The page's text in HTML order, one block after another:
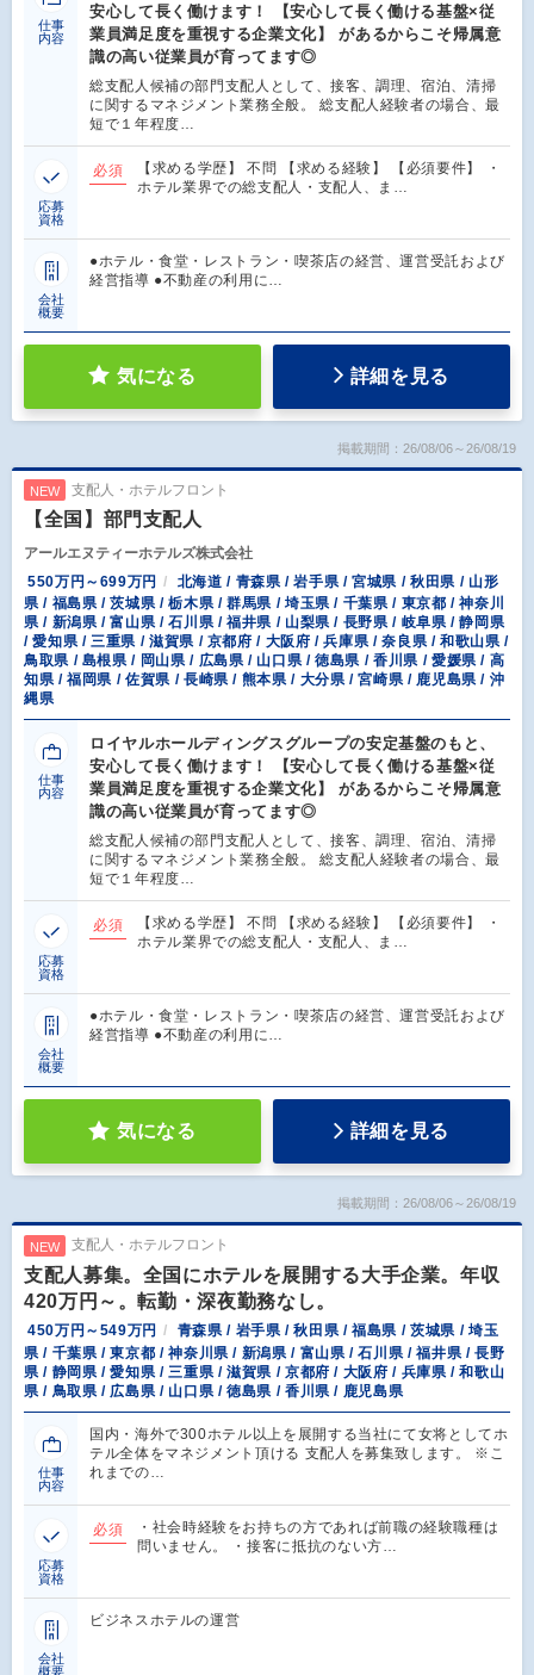
仕事
内容
安心して長く働けます！ 【安心して長く働ける基盤×従
業員満足度を重視する企業文化】 があるからこそ帰属意
識の高い従業員が育ってます◎
総支配人候補の部門支配人として、接客、調理、宿泊、清掃
に関するマネジメント業務全般。 総支配人経験者の場合、最
短で１年程度…
応募
資格
必須
【求める学歴】 不問 【求める経験】 【必須要件】 ・
ホテル業界での総支配人・支配人、ま…
会社
概要
●ホテル・食堂・レストラン・喫茶店の経営、運営受託および
経営指導 ●不動産の利用に…
気になる 詳細を見る
掲載期間：26/08/06～26/08/19
NEW 支配人・ホテルフロント
【全国】部門支配人
アールエヌティーホテルズ株式会社
550万円～699万円
北海道 / 青森県 / 岩手県 / 宮城県 / 秋田県 / 山形
県 / 福島県 / 茨城県 / 栃木県 / 群馬県 / 埼玉県 / 千葉県 / 東京都 / 神奈川
県 / 新潟県 / 富山県 / 石川県 / 福井県 / 山梨県 / 長野県 / 岐阜県 / 静岡県
/ 愛知県 / 三重県 / 滋賀県 / 京都府 / 大阪府 / 兵庫県 / 奈良県 / 和歌山県 /
鳥取県 / 島根県 / 岡山県 / 広島県 / 山口県 / 徳島県 / 香川県 / 愛媛県 / 高
知県 / 福岡県 / 佐賀県 / 長崎県 / 熊本県 / 大分県 / 宮崎県 / 鹿児島県 / 沖
縄県
仕事
内容
ロイヤルホールディングスグループの安定基盤のもと、
安心して長く働けます！ 【安心して長く働ける基盤×従
業員満足度を重視する企業文化】 があるからこそ帰属意
識の高い従業員が育ってます◎
総支配人候補の部門支配人として、接客、調理、宿泊、清掃
に関するマネジメント業務全般。 総支配人経験者の場合、最
短で１年程度…
応募
資格
必須
【求める学歴】 不問 【求める経験】 【必須要件】 ・
ホテル業界での総支配人・支配人、ま…
会社
概要
●ホテル・食堂・レストラン・喫茶店の経営、運営受託および
経営指導 ●不動産の利用に…
気になる 詳細を見る
掲載期間：26/08/06～26/08/19
NEW 支配人・ホテルフロント
支配人募集。全国にホテルを展開する大手企業。年収
420万円～。転勤・深夜勤務なし。
450万円～549万円
青森県 / 岩手県 / 秋田県 / 福島県 / 茨城県 / 埼玉
県 / 千葉県 / 東京都 / 神奈川県 / 新潟県 / 富山県 / 石川県 / 福井県 / 長野
県 / 静岡県 / 愛知県 / 三重県 / 滋賀県 / 京都府 / 大阪府 / 兵庫県 / 和歌山
県 / 鳥取県 / 広島県 / 山口県 / 徳島県 / 香川県 / 鹿児島県
仕事
内容
国内・海外で300ホテル以上を展開する当社にて女将としてホ
テル全体をマネジメント頂ける 支配人を募集致します。 ※こ
れまでの…
応募
資格
必須
・社会時経験をお持ちの方であれば前職の経験職種は
問いません。 ・接客に抵抗のない方…
会社
概要
ビジネスホテルの運営